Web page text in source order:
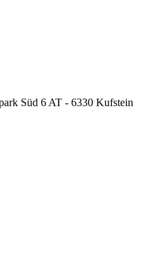
Süd 6 AT - 6330 Kufstein